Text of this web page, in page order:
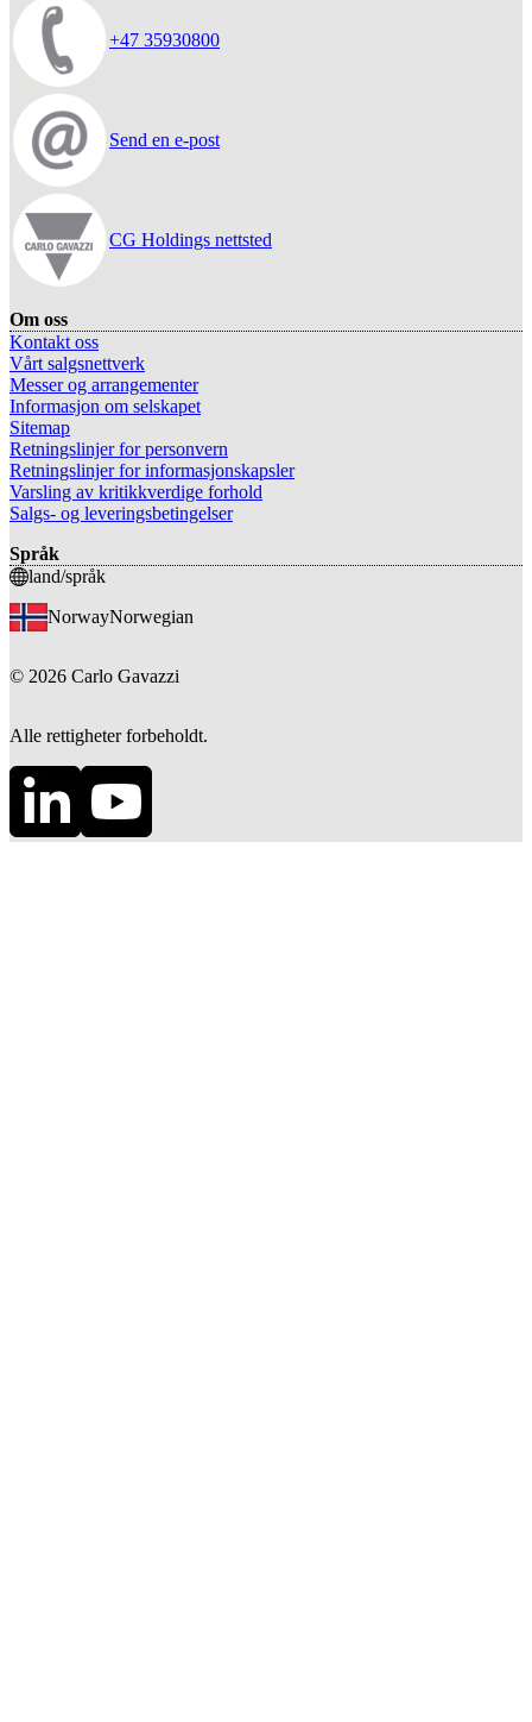
+47 35930800
Send en e-post
CG Holdings nettsted
Om oss
Kontakt oss
Vårt salgsnettverk
Messer og arrangementer
Informasjon om selskapet
Sitemap
Retningslinjer for personvern
Retningslinjer for informasjonskapsler
Varsling av kritikkverdige forhold
Salgs- og leveringsbetingelser
Språk
land/språk
NorwayNorwegian
© 2026 Carlo Gavazzi
Alle rettigheter forbeholdt.